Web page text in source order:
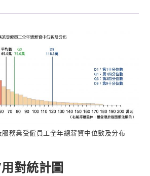
務業受僱員工全年總薪資中位數及分布
對統計圖